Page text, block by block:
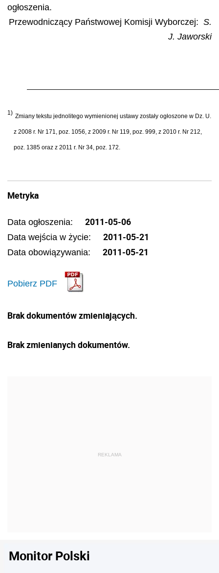
ogłoszenia.
Przewodniczący Państwowej Komisji Wyborczej: S.
J. Jaworski
1) Zmiany tekstu jednolitego wymienionej ustawy zostały ogłoszone w Dz. U.
z 2008 r. Nr 171, poz. 1056, z 2009 r. Nr 119, poz. 999, z 2010 r. Nr 212,
poz. 1385 oraz z 2011 r. Nr 34, poz. 172.
Metryka
Data ogłoszenia: 2011-05-06
Data wejścia w życie: 2011-05-21
Data obowiązywania: 2011-05-21
Pobierz PDF
Brak dokumentów zmieniających.
Brak zmienianych dokumentów.
Monitor Polski